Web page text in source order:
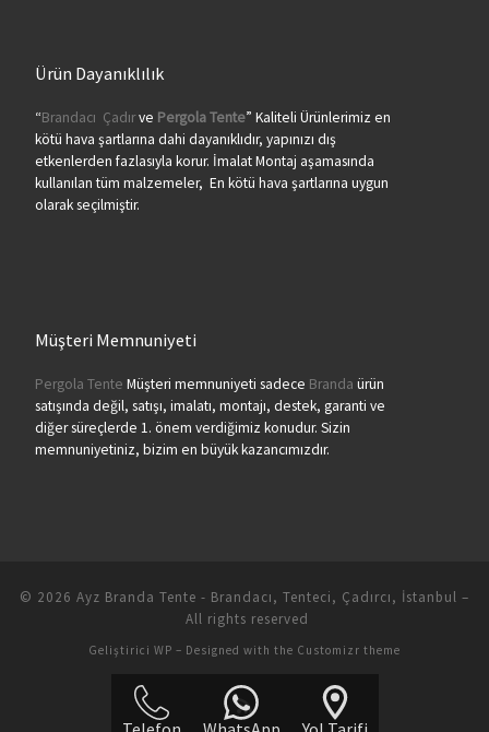
Ürün Dayanıklılık
“Brandacı Çadırve PergolaTente” Kaliteli Ürünlerimiz en
kötü hava şartlarına dahi dayanıklıdır, yapınızı dış
etkenlerden fazlasıyla korur. İmalat Montaj aşamasında
kullanılan tüm malzemeler, En kötü hava şartlarına uygun
olarak seçilmiştir.
Müşteri Memnuniyeti
Pergola Tente Müşteri memnuniyeti sadece Branda ürün
satışında değil, satışı, imalatı, montajı, destek, garanti ve
diğer süreçlerde 1. önem verdiğimiz konudur. Sizin
memnuniyetiniz, bizim en büyük kazancımızdır.
© 2026 Ayz Branda Tente - Brandacı, Tenteci, Çadırcı, İstanbul –
All rights reserved
Geliştirici WP – Designed with the Customizr theme